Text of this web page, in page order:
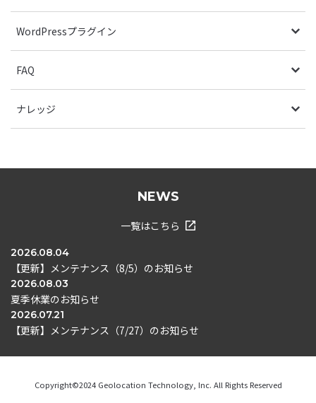
WordPressプラグイン
FAQ
ナレッジ
NEWS
一覧はこちら
2026.08.04
【更新】メンテナンス（8/5）のお知らせ
2026.08.03
夏季休業のお知らせ
2026.07.21
【更新】メンテナンス（7/27）のお知らせ
Copyright©2024 Geolocation Technology, Inc. All Rights Reserved